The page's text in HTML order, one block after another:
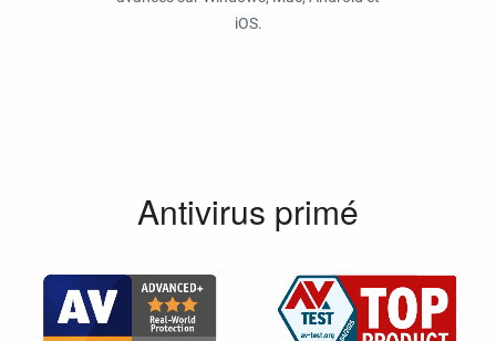
iOS.
Antivirus primé